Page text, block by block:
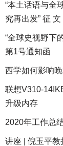
“本土话语与全
究再出发” 征 文
“全球史视野下
第1号通知函
西学如何影响
联想V310-
升级内存
2020年工作总
讲座 | 倪玉平教